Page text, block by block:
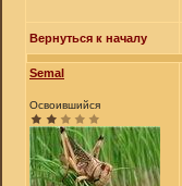
Вернуться к началу
Semal
Освоившийся